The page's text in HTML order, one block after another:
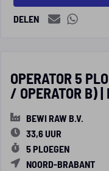
DELEN
OPERATOR 5
/ OPERATOR B)
BEWI RAW B.V.
33,6 UUR
5 PLOEGEN
NOORD-BRABANT